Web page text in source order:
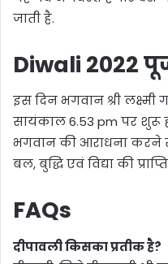
जाती है.
Diwali 2022
इस दिन भगवान श्री
सायंकाल 6.53 pm पर शुरू
भगवान की आराधना करने
बल, बुद्धि एवं विद्या की
FAQs
दीपावली किसका प्रतीक है?